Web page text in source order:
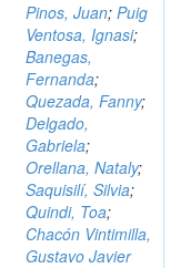
Pinos, Juan; Puig
Ventosa, Ignasi;
Banegas,
Fernanda;
Quezada, Fanny;
Delgado,
Gabriela;
Orellana, Nataly;
Saquisilí, Silvia;
Quindi, Toa;
Chacón Vintimilla,
Gustavo Javier